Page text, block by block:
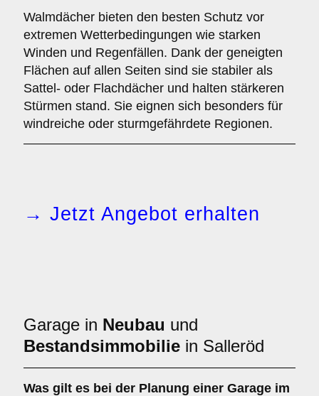
Walmdächer bieten den besten Schutz vor
extremen Wetterbedingungen wie starken
Winden und Regenfällen. Dank der geneigten
Flächen auf allen Seiten sind sie stabiler als
Sattel- oder Flachdächer und halten stärkeren
Stürmen stand. Sie eignen sich besonders für
windreiche oder sturmgefährdete Regionen.
→ Jetzt Angebot erhalten
Garage in Neubau und
Bestandsimmobilie in Salleröd
Was gilt es bei der Planung einer Garage im